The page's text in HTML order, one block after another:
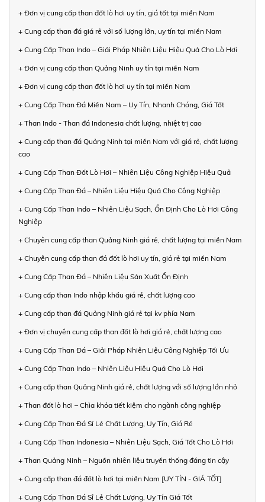
+ Đơn vị cung cấp than đốt lò hơi uy tín, giá tốt tại miền Nam
+ Cung cấp than đá giá rẻ với số lượng lớn, uy tín tại miền Nam
+ Cung Cấp Than Indo – Giải Pháp Nhiên Liệu Hiệu Quả Cho Lò Hơi
+ Đơn vị cung cấp than Quảng Ninh uy tín tại miền Nam
+ Đơn vị cung cấp than đốt lò hơi uy tín tại miền Nam
+ Cung Cấp Than Đá Miền Nam – Uy Tín, Nhanh Chóng, Giá Tốt
+ Than Indo - Than đá Indonesia chất lượng, nhiệt trị cao
+ Cung cấp than đá Quảng Ninh tại miền Nam với giá rẻ, chất lượng
cao
+ Cung Cấp Than Đốt Lò Hơi – Nhiên Liệu Công Nghiệp Hiệu Quả
+ Cung Cấp Than Đá – Nhiên Liệu Hiệu Quả Cho Công Nghiệp
+ Cung Cấp Than Indo – Nhiên Liệu Sạch, Ổn Định Cho Lò Hơi Công
Nghiệp
+ Chuyên cung cấp than Quảng Ninh giá rẻ, chất lượng tại miền Nam
+ Chuyên cung cấp than đá đốt lò hơi uy tín, giá rẻ tại miền Nam
+ Cung Cấp Than Đá – Nhiên Liệu Sản Xuất Ổn Định
+ Cung cấp than Indo nhập khẩu giá rẻ, chất lượng cao
+ Cung cấp than đá Quảng Ninh giá rẻ tại kv phía Nam
+ Đơn vị chuyên cung cấp than đốt lò hơi giá rẻ, chất lượng cao
+ Cung Cấp Than Đá – Giải Pháp Nhiên Liệu Công Nghiệp Tối Ưu
+ Cung Cấp Than Indo – Nhiên Liệu Hiệu Quả Cho Lò Hơi
+ Cung cấp than Quảng Ninh giá rẻ, chất lượng với số lượng lớn nhỏ
+ Than đốt lò hơi – Chìa khóa tiết kiệm cho ngành công nghiệp
+ Cung Cấp Than Đá Sỉ Lẻ Chất Lượng, Uy Tín, Giá Rẻ
+ Cung Cấp Than Indonesia – Nhiên Liệu Sạch, Giá Tốt Cho Lò Hơi
+ Than Quảng Ninh – Nguồn nhiên liệu truyền thống đáng tin cậy
+ Cung cấp than đá đốt lò hơi tại miền Nam [UY TÍN - GIÁ TỐT]
+ Cung Cấp Than Đá Sỉ Lẻ Chất Lượng, Uy Tín Giá Tốt